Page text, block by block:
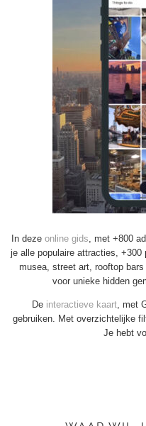
In deze online gids, met +800
je alle populaire attracties,
musea, street art, rooftop
voor unieke hidden
De interactieve kaart, met
gebruiken. Met overzichtelijke
Je hebt